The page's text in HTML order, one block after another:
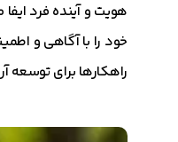
هویت و آینده فرد
خود را با آگاهی و
راهکارها برای توسعه